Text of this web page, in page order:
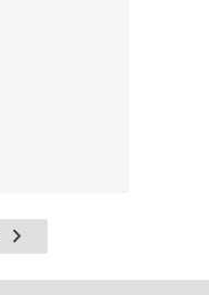
Pagina
successiva